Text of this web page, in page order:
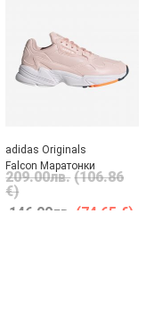
adidas Originals
Falcon Маратонки
209.00лв. (106.86
€)
146.00лв. (74.65 €)